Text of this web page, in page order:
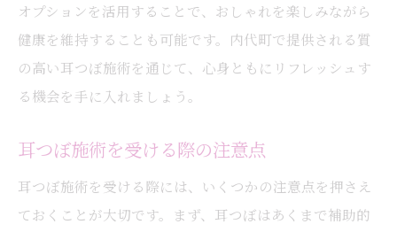
オプションを活用することで、おしゃれを楽しみながら
健康を維持することも可能です。内代町で提供される質
の高い耳つぼ施術を通じて、心身ともにリフレッシュす
る機会を手に入れましょう。
耳つぼ施術を受ける際の注意点
耳つぼ施術を受ける際には、いくつかの注意点を押さえ
ておくことが大切です。まず、耳つぼはあくまで補助的